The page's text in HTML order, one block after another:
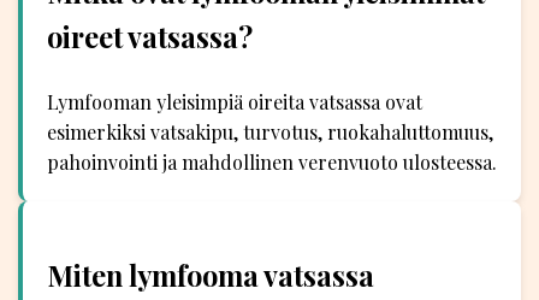
oireet vatsassa?
Lymfooman yleisimpiä oireita vatsassa ovat
esimerkiksi vatsakipu, turvotus, ruokahaluttomuus,
pahoinvointi ja mahdollinen verenvuoto ulosteessa.
Miten lymfooma vatsassa